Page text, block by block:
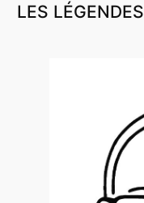
LES LÉGENDES